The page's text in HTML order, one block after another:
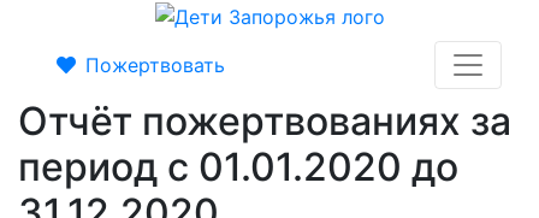
Пожертвовать
Отчёт пожертвованиях за
период с 01.01.2020 до